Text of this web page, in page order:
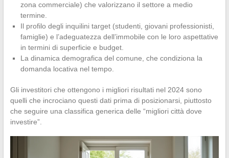
zona commerciale) che valorizzano il settore a medio
termine.
Il profilo degli inquilini target (studenti, giovani professionisti,
famiglie) e l’adeguatezza dell’immobile con le loro aspettative
in termini di superficie e budget.
La dinamica demografica del comune, che condiziona la
domanda locativa nel tempo.
Gli investitori che ottengono i migliori risultati nel 2024 sono
quelli che incrociano questi dati prima di posizionarsi, piuttosto
che seguire una classifica generica delle “migliori città dove
investire”.